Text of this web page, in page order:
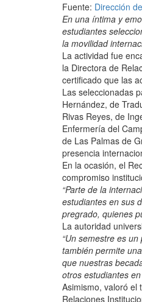
Fuente: Dirección
En una íntima y
estudiantes
la movilidad
La actividad fue
la Directora de
certificado que las
Las seleccionadas
Hernández, de
Rivas Reyes, de
Enfermería del
de Las Palmas de
presencia
En la ocasión, el
compromiso
“Parte de la
estudiantes en sus
pregrado, quienes
La autoridad
“Un semestre es
también permite
que nuestras
otros estudiantes
Asimismo, valoró el
Relaciones